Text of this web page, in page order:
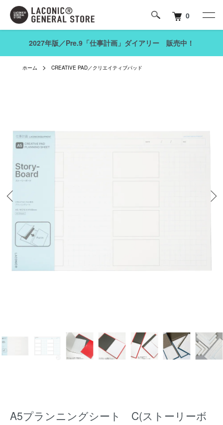
0
2027年版／Pre.9「仕事計画」ダイアリー 販売中！
ホーム CREATIVE PAD／クリエイティブパッド
A5プランニングシート C(ストーリーボ